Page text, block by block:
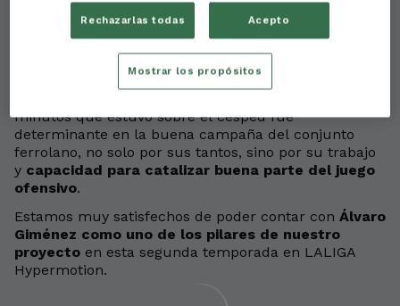
El delantero, que llegó al Racing el pasado verano,
referencia ofensiva
del equipo que dirige
Cristóbal Parralo en el último ejercicio, en el que
disputó 38 partidos en el campeonato de liga -
con once goles-, y tres en la Copa del Rey -con
minutos que estuvo sobre el césped fue
determinante en la buena campaña del conjunto
ferrolano, no solo por sus tantos, sino por su trabajo
y capacidad para catalizar buena parte del juego
ofensivo.
Estamos muy satisfechos de poder contar con Álvaro
Giménez como uno de los pilares de nuestro
proyecto en esta segunda temporada en LALIGA
Hypermotion.
Rechazarlas todas Acepto
Mostrar los propósitos